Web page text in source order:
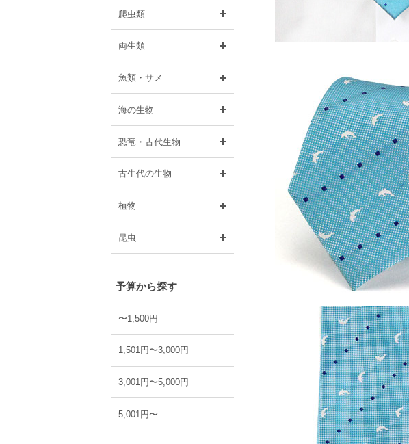
爬虫類
両生類
魚類・サメ
海の生物
恐竜・古代生物
古生代の生物
植物
昆虫
予算から探す
〜1,500円
1,501円〜3,000円
3,001円〜5,000円
5,001円〜